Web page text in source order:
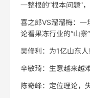
一整根的“根本问题”
喜之郎VS溜溜梅：
论看果冻行业的“山寨
吴修利：为1亿山东
辛敏琦：生意越来越
陈奇峰：定位理论，